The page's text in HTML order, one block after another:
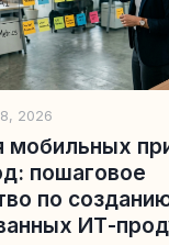
2026
мобильных
пошаговое
по
ИТ-